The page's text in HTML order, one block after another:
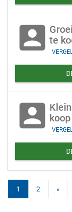
account_box te
account_box
1 2 »